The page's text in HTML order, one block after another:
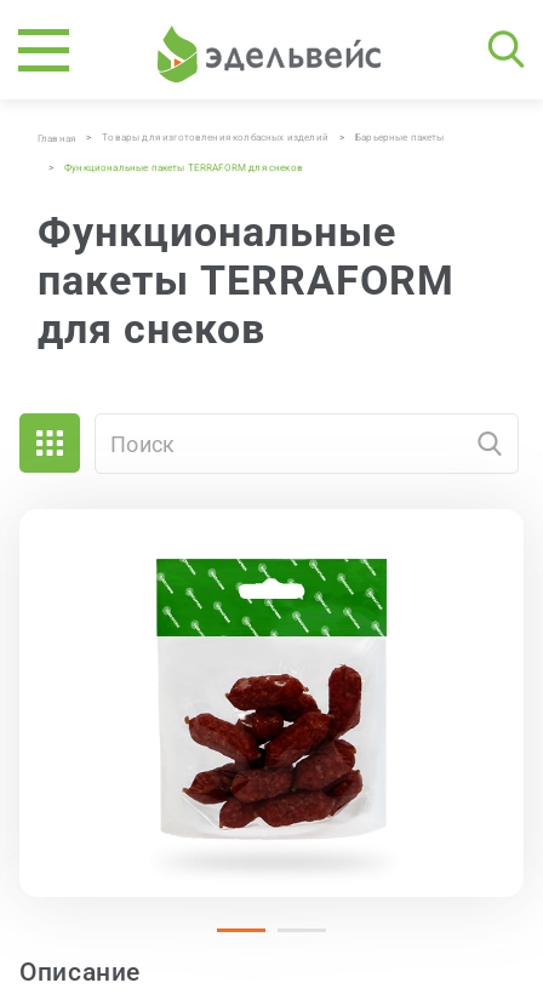
Главная > Товары для изготовления колбасных изделий > Барьерные пакеты
> Функциональные пакеты TERRAFORM для снеков
Функциональные
пакеты TERRAFORM
для снеков
Описание